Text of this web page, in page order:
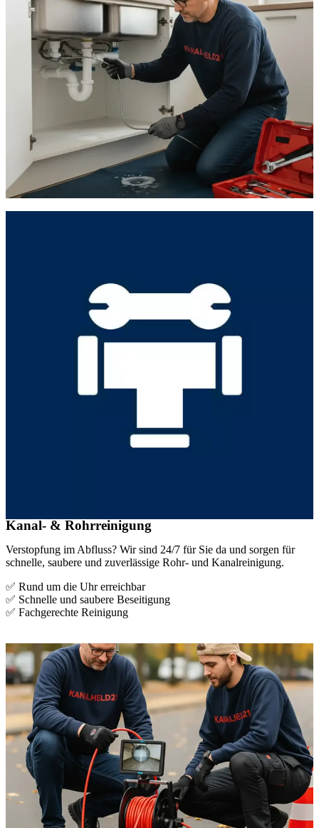
Kanal- & Rohrreinigung
Verstopfung im Abfluss? Wir sind 24/7 für Sie da und sorgen für
schnelle, saubere und zuverlässige Rohr- und Kanalreinigung.
✅ Rund um die Uhr erreichbar
✅ Schnelle und saubere Beseitigung
✅ Fachgerechte Reinigung